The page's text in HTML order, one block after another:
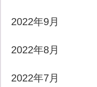
2022年9月
2022年8月
2022年7月